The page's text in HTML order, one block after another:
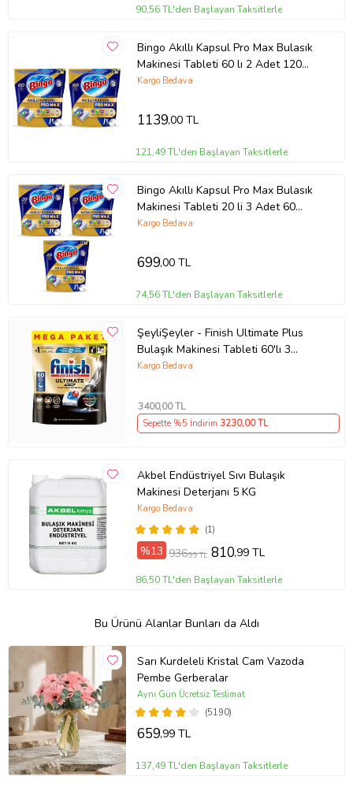
90,56 TL'den Başlayan Taksitlerle
Bingo Akıllı Kapsul Pro Max Bulasık
Makinesi Tableti 60 lı 2 Adet 120
Kapsul
Kargo Bedava
1139,00 TL
121,49 TL'den Başlayan Taksitlerle
Bingo Akıllı Kapsul Pro Max Bulasık
Makinesi Tableti 20 li 3 Adet 60
Kapsul
Kargo Bedava
699,00 TL
74,56 TL'den Başlayan Taksitlerle
ŞeyliŞeyler - Finish Ultimate Plus
Bulaşık Makinesi Tableti 60'lı 3
Paket
Kargo Bedava
3400,00 TL
Sepette %5 İndirim 3230,00 TL
Akbel Endüstriyel Sıvı Bulaşık
Makinesi Deterjanı 5 KG
(1)
Kargo Bedava
%13 936,99 TL 810,99 TL
86,50 TL'den Başlayan Taksitlerle
Bu Ürünü Alanlar Bunları da Aldı
Sarı Kurdeleli Kristal Cam Vazoda
Pembe Gerberalar
(5190)
Aynı Gün Ücretsiz Teslimat
659,99 TL
137,49 TL'den Başlayan Taksitlerle